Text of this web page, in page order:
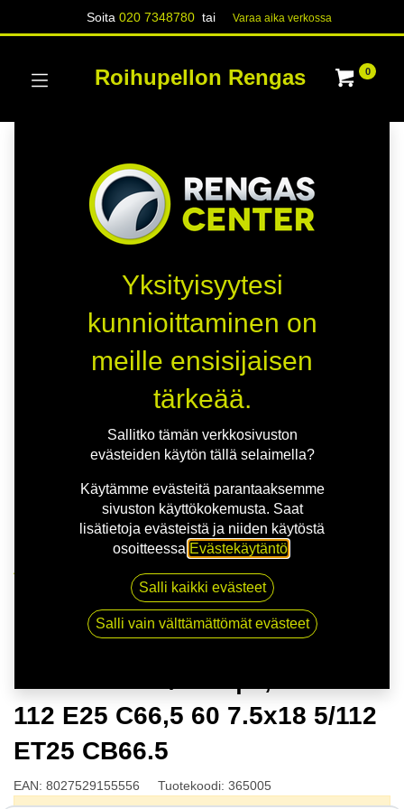
Soita020 7348780 tai Varaa aika verk​​​​ossa
Roihupellon Rengas 0
MSW 79 BLK/POL | 7,5X18 5-112 E25 C66,5 60 7.5x18
5/112 ET25 CB66.5
112 E25 C66,5 60 7.5x18 5/112
ET25 CB66.5
EAN: 8027529155556 Tuotekoodi: 365005
Yksityisyytesi
kunnioittaminen on
meille ensisijaisen
tärkeää.
Sallitko tämän verkkosivuston
evästeiden käytön tällä selaimella?
Käytämme evästeitä parantaaksemme
sivuston käyttökokemusta. Saat
lisätietoja evästeistä ja niiden käytöstä
osoitteessa Evästekäytäntö
Salli kaikki evästeet
Salli vain välttämättömät evästeet